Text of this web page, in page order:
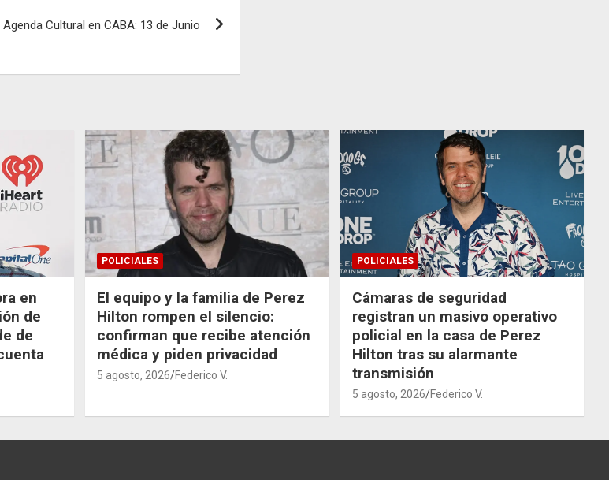
Agenda Cultural en CABA: 13 de Junio
en
de
de
POLICIALES
El equipo y la familia de Perez
Hilton rompen el silencio:
confirman que recibe atención
médica y piden privacidad
5 agosto, 2026 Federico V.
POLICIALES
Cámaras de seguridad
registran un masivo operativo
policial en la casa de Perez
Hilton tras su alarmante
transmisión
5 agosto, 2026 Federico V.